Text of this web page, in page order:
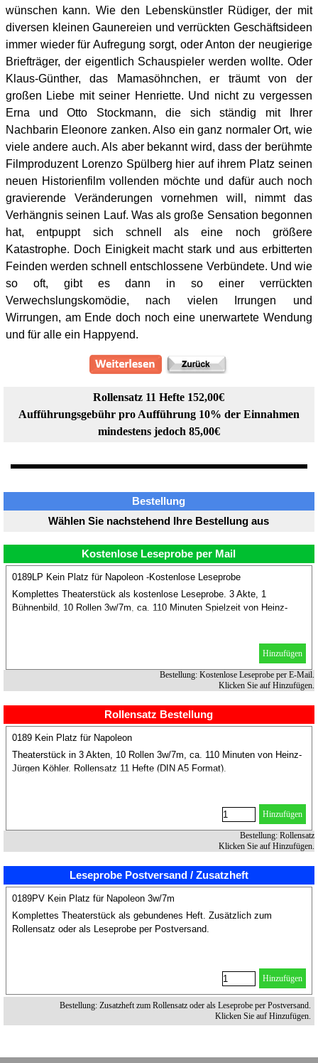
wünschen kann. Wie den Lebenskünstler Rüdiger, der mit
diversen kleinen Gaunereien und verrückten Geschäftsideen
immer wieder für Aufregung sorgt, oder Anton der neugierige
Briefträger, der eigentlich Schauspieler werden wollte. Oder
Klaus-Günther, das Mamasöhnchen, er träumt von der
großen Liebe mit seiner Henriette. Und nicht zu vergessen
Erna und Otto Stockmann, die sich ständig mit Ihrer
Nachbarin Eleonore zanken. Also ein ganz normaler Ort, wie
viele andere auch. Als aber bekannt wird, dass der berühmte
Filmproduzent Lorenzo Spülberg hier auf ihrem Platz seinen
neuen Historienfilm vollenden möchte und dafür auch noch
gravierende Veränderungen vornehmen will, nimmt das
Verhängnis seinen Lauf. Was als große Sensation begonnen
hat, entpuppt sich schnell als eine noch größere
Katastrophe. Doch Einigkeit macht stark und aus erbitterten
Feinden werden schnell entschlossene Verbündete. Und wie
so oft, gibt es dann in so einer verrückten
Verwechslungskomödie, nach vielen Irrungen und
Wirrungen, am Ende doch noch eine unerwartete Wendung
und für alle ein Happyend.
Rollensatz 11 Hefte 152,00€
Aufführungsgebühr pro Aufführung 10% der Einnahmen
mindestens jedoch 85,00€
Bestellung
Wählen Sie nachstehend Ihre Bestellung aus
Kostenlose Leseprobe per Mail
0189LP Kein Platz für Napoleon -Kostenlose Leseprobe
Komplettes Theaterstück als kostenlose Leseprobe. 3 Akte, 1
Bühnenbild, 10 Rollen 3w/7m, ca. 110 Minuten Spielzeit von Heinz-
Hinzufügen
Bestellung: Kostenlose Leseprobe per E-Mail.
Klicken Sie auf Hinzufügen.
Rollensatz Bestellung
0189 Kein Platz für Napoleon
Theaterstück in 3 Akten, 10 Rollen 3w/7m, ca. 110 Minuten von Heinz-
Jürgen Köhler. Rollensatz 11 Hefte (DIN A5 Format).
Hinzufügen
Bestellung: Rollensatz
Klicken Sie auf Hinzufügen.
Leseprobe Postversand / Zusatzheft
0189PV Kein Platz für Napoleon 3w/7m
Komplettes Theaterstück als gebundenes Heft. Zusätzlich zum
Rollensatz oder als Leseprobe per Postversand.
Hinzufügen
Bestellung: Zusatzheft zum Rollensatz oder als Leseprobe per Postversand.
Klicken Sie auf Hinzufügen.